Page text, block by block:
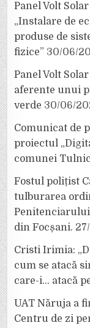
Panel Volt
„Instalare de
produse de
fizice” 30/06/
Panel Volt
aferente unui
verde 30/06/
Comunicat de
proiectul
comunei
Fostul polițist
tulburarea
din Focșani.
Cristi Irimia:
cum se atacă
care-i… atacă
UAT Năruja a
Centru de zi